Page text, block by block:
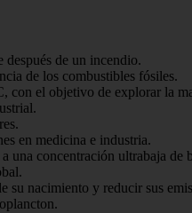
después de un incendio.
de los combustibles fósiles.
con el objetivo de explorar la
en medicina e industria.
una concentración ultrabaja de
nacimiento y reducir sus